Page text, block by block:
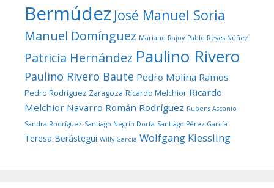
Bermúdez José Manuel Soria
Manuel Domínguez Mariano Rajoy Pablo Reyes Núñez
Patricia Hernández Paulino Rivero
Paulino Rivero Baute Pedro Molina Ramos
Pedro Rodríguez Zaragoza Ricardo Melchior Ricardo
Melchior Navarro Román Rodríguez Rubens Ascanio
Sandra Rodríguez Santiago Negrín Dorta Santiago Pérez García
Teresa Berástegui Willy García Wolfgang Kiessling